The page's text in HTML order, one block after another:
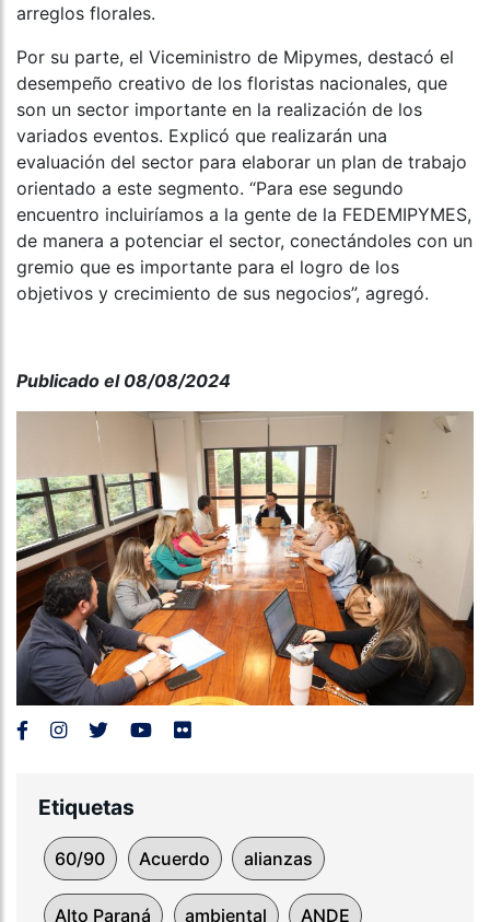
arreglos florales.
Por su parte, el Viceministro de Mipymes, destacó el
desempeño creativo de los floristas nacionales, que
son un sector importante en la realización de los
variados eventos. Explicó que realizarán una
evaluación del sector para elaborar un plan de trabajo
orientado a este segmento. “Para ese segundo
encuentro incluiríamos a la gente de la FEDEMIPYMES,
de manera a potenciar el sector, conectándoles con un
gremio que es importante para el logro de los
objetivos y crecimiento de sus negocios”, agregó.
Publicado el 08/08/2024
Etiquetas
60/90 Acuerdo alianzas
Alto Paraná ambiental ANDE